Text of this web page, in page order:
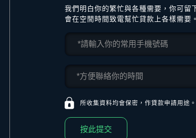
我們明白你的繁忙與各種需要，你可留
會在空閒時間致電幫忙貸款上各樣需要。
所收集資料均會保密，作貸款申請用途。
按此提交